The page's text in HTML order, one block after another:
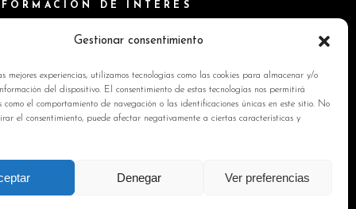
Gestionar consentimiento
mejores experiencias, utilizamos tecnologías como las cookies para almacenar y/o
del dispositivo. El consentimiento de estas tecnologías nos permitirá
como el comportamiento de navegación o las identificaciones únicas en este sitio. No
el consentimiento, puede afectar negativamente a ciertas características y
Denegar Ver preferencias
DE INTERÉS
de Cookies
de privacidad